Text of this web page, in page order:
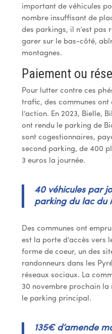
important de véhicules
nombre insuffisant de
des parkings, il n’est pas
garer sur le bas-côté,
montagnes.
Paiement ou
Pour lutter contre ces
trafic, des communes ont
l’action. En 2023, Bielle,
ont rendu le parking de
sont cogestionnaires,
second parking, de 400
3 euros la journée.
40 véhicules par
parking du lac du
Des communes ont
est la porte d’accès vers
forme de coeur, un des
randonneurs dans les
réseaux sociaux. La
30 novembre prochain
le parking principal.
135€ d’amende